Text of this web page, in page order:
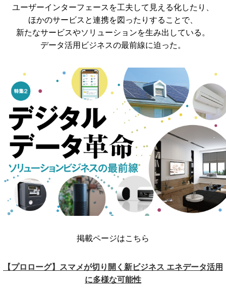
ユーザーインターフェースを工夫して見える化したり、
ほかのサービスと連携を図ったりすることで、
新たなサービスやソリューションを生み出している。
データ活用ビジネスの最前線に迫った。
掲載ページはこちら
【プロローグ】スマメが切り開く新ビジネス エネデータ活用
に多様な可能性